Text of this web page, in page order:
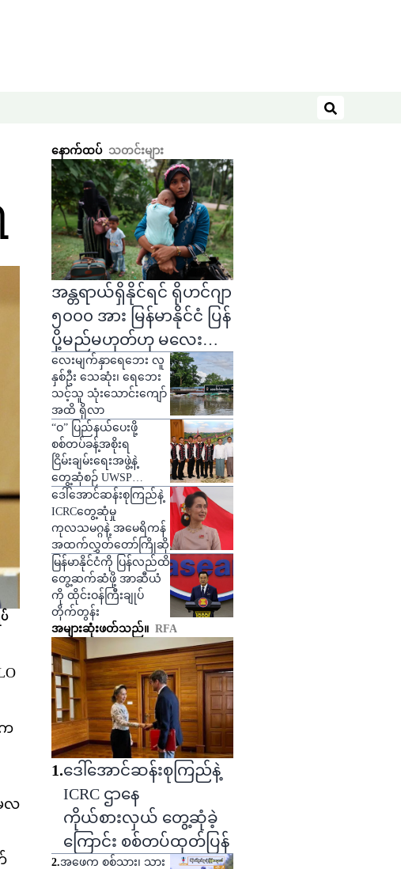
ရှာဖွေရန်
က
လ
နောက်ထပ် သတင်းများ
အန္တရာယ်ရှိနိုင်ရင် ရိုဟင်ဂျာ
၅၀၀၀ အား မြန်မာနိုင်ငံ ပြန်
ပို့မည်မဟုတ်ဟု မလေးရှား
ပြော
လေးမျက်နှာရေဘေး လူ
နှစ်ဦး သေဆုံး၊ ရေဘေး
သင့်သူ သုံးသောင်းကျော်
အထိ ရှိလာ
“ဝ” ပြည်နယ်ပေးဖို့
စစ်တပ်ခန့်အစိုးရ
ငြိမ်းချမ်းရေးအဖွဲ့နဲ့
တွေ့ဆုံစဉ် UWSP
တောင်းဆို
ဒေါ်အောင်ဆန်းစုကြည်နဲ့
ICRCတွေ့ဆုံမှု
ကုလသမဂ္ဂနဲ့ အမေရိကန်
အထက်လွှတ်တော်ကြိုဆို
မြန်မာနိုင်ငံကို ပြန်လည်ထိ
တွေ့ဆက်ဆံဖို့ အာဆီယံ
ကို ထိုင်းဝန်ကြီးချုပ်
တိုက်တွန်း
အများဆုံးဖတ်သည်။ RFA
1.ဒေါ်အောင်ဆန်းစုကြည်နဲ့
ICRC ဌာနေ
ကိုယ်စားလှယ် တွေ့ဆုံခဲ့
ကြောင်း စစ်တပ်ထုတ်ပြန်
2.အဖေက စစ်သား၊ သား